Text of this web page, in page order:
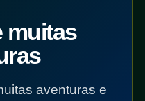
muitas
aventuras e